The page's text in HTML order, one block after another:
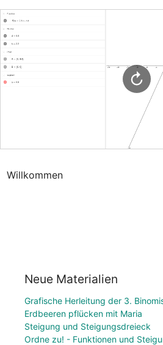
Willkommen
Neue Materialien
Grafische Herleitung der 3.
Erdbeeren pflücken mit Maria
Steigung und Steigungsdreieck
Ordne zu! - Funktionen und